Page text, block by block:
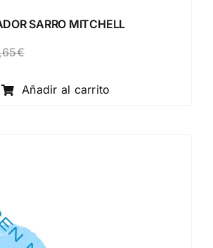
SARRO MITCHELL
€El
original
era:
El
actual
es:
Añadir al carrito